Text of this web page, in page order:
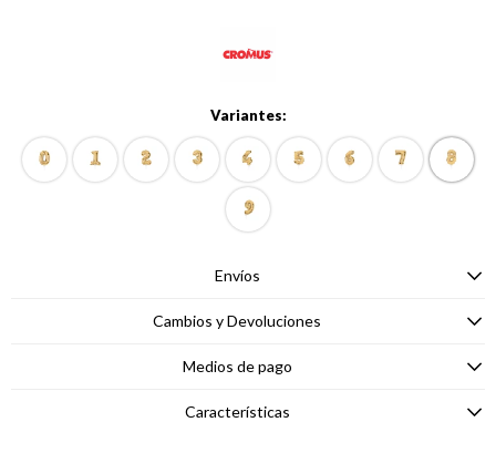
Variantes:
Envíos
Cambios y Devoluciones
Medios de pago
Características